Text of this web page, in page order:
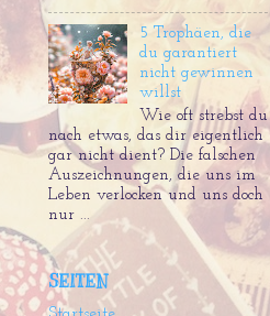
5 Trophäen, die
du garantiert
nicht gewinnen
willst
Wie oft strebst du
nach etwas, das dir eigentlich
gar nicht dient? Die falschen
Auszeichnungen, die uns im
Leben verlocken und uns doch
nur ...
SEITEN